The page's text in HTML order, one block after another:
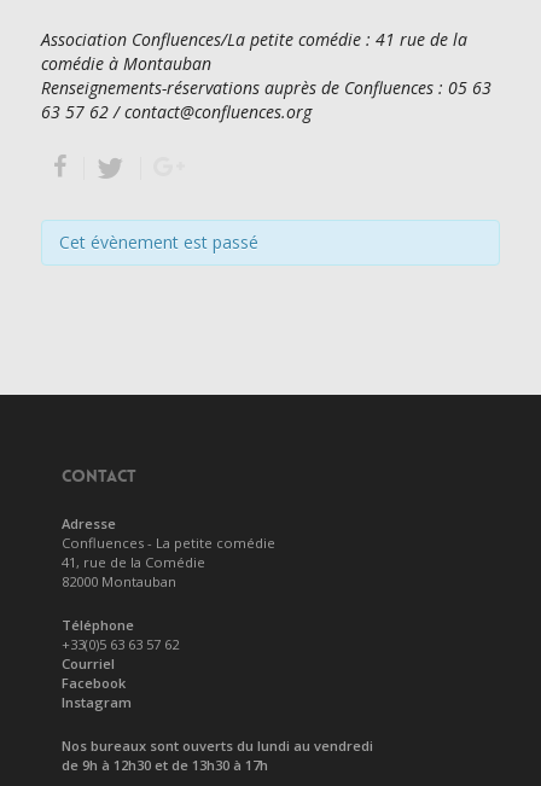
Association Confluences/La petite comédie : 41 rue de la
comédie à Montauban
Renseignements-réservations auprès de Confluences : 05 63
63 57 62 / contact@confluences.org
Cet évènement est passé
CONTACT
Adresse
Confluences - La petite comédie
41, rue de la Comédie
82000 Montauban
Téléphone
+33(0)5 63 63 57 62
Courriel
Facebook
Instagram
Nos bureaux sont ouverts du lundi au vendredi
de 9h à 12h30 et de 13h30 à 17h